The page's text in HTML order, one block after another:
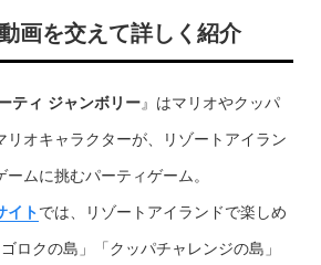
画を交えて詳しく紹介
ティ ジャンボリー』はマリオやクッパ
リオキャラクターが、リゾートアイラン
ームに挑むパーティゲーム。
イトでは、リゾートアイランドで楽しめ
ロクの島」「クッパチャレンジの島」